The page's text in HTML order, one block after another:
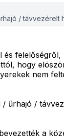
/ távvezérelt
és
hogy
nem
űrhajó /
a